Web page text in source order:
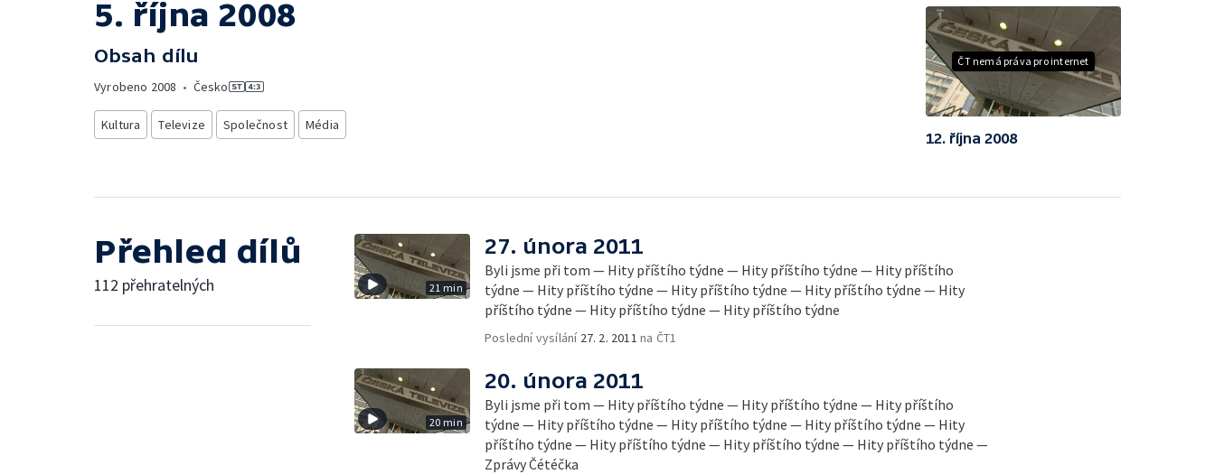
5. října 2008
Obsah dílu
Vyrobeno 2008 • Česko
Kultura Televize Společnost Média
ČT nemá práva pro internet
12. října 2008
Přehled dílů
112 přehratelných 21 min
27. února 2011
Byli jsme při tom — Hity příštího týdne — Hity příštího týdne — Hity příštího
týdne — Hity příštího týdne — Hity příštího týdne — Hity příštího týdne — Hity
příštího týdne — Hity příštího týdne — Hity příštího týdne
Poslední vysílání 27. 2. 2011 na ČT1
20 min
20. února 2011
Byli jsme při tom — Hity příštího týdne — Hity příštího týdne — Hity příštího
týdne — Hity příštího týdne — Hity příštího týdne — Hity příštího týdne — Hity
příštího týdne — Hity příštího týdne — Hity příštího týdne — Hity příštího týdne —
Zprávy Čétéčka